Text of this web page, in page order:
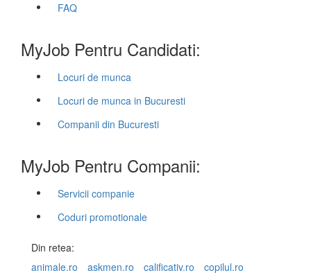
FAQ
MyJob Pentru Candidati:
Locuri de munca
Locuri de munca in Bucuresti
Companii din Bucuresti
MyJob Pentru Companii:
Servicii companie
Coduri promotionale
Din retea:
animale.ro
askmen.ro calificativ.ro copilul.ro